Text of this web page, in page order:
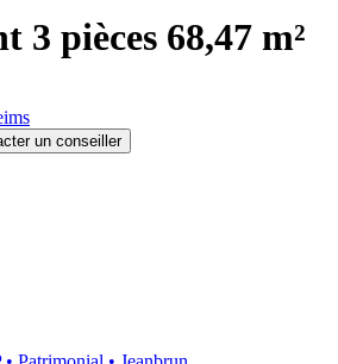
3 pièces 68,47 m²
un conseiller